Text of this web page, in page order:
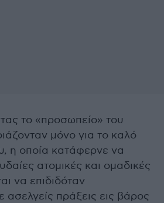
το «προσωπείο» του
μόνο για το καλό
η οποία κατάφερνε να
ατομικές και ομαδικές
να επιδιδόταν
ασελγείς πράξεις εις βάρος